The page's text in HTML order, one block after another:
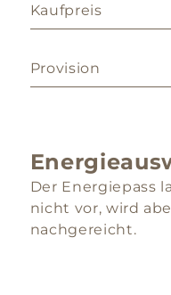
Kaufpreis
Provision
Der Energiepass
nicht vor, wird
nachgereicht.